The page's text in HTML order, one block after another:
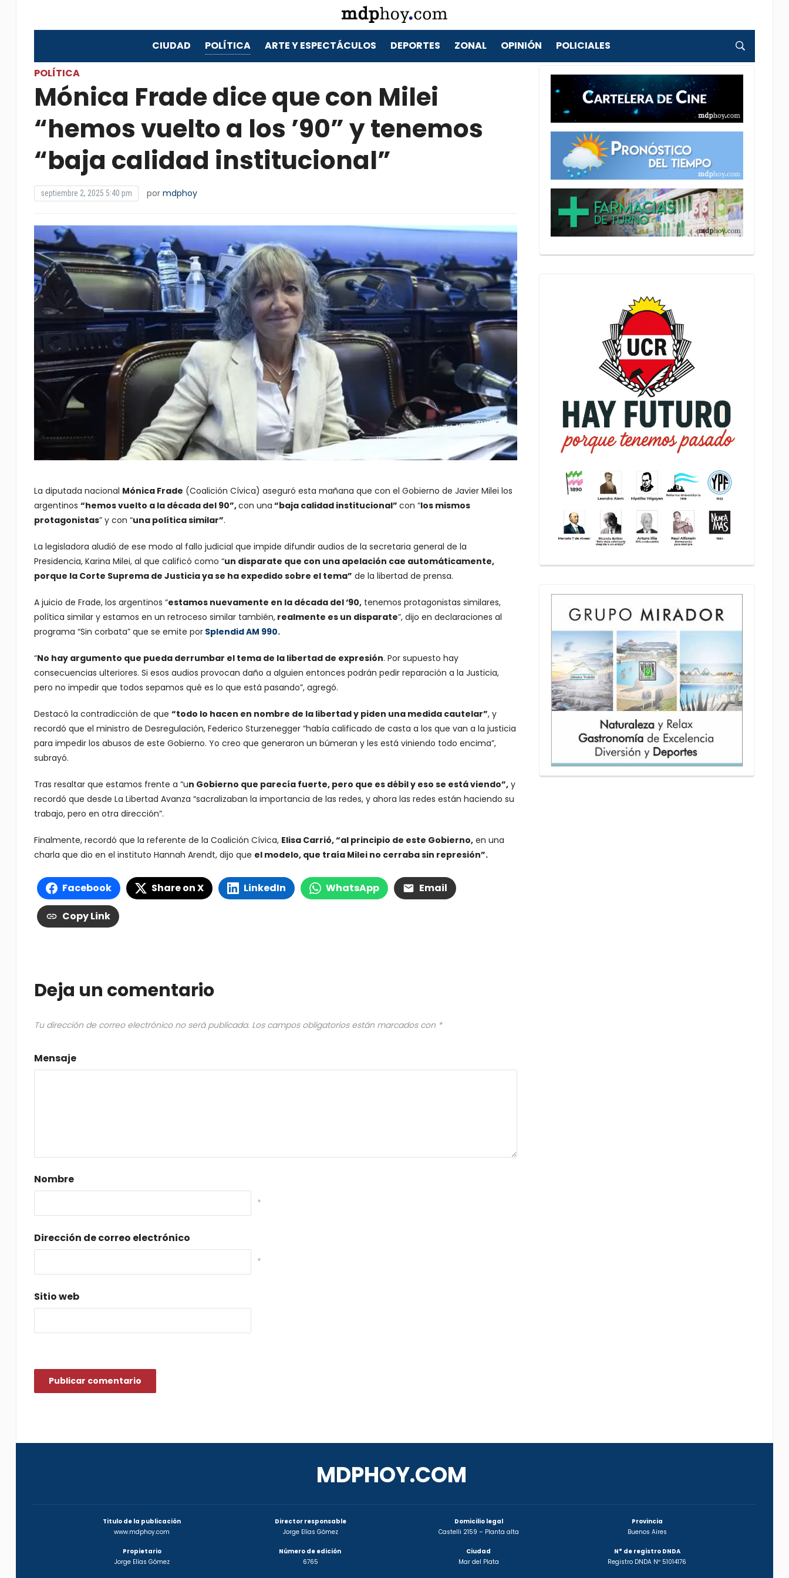
CIUDAD POLÍTICA ARTE Y ESPECTÁCULOS DEPORTES ZONAL OPINIÓN POLICIALES
POLÍTICA
Mónica Frade dice que con Milei
“hemos vuelto a los ’90” y tenemos
“baja calidad institucional”
septiembre 2, 2025 5:40 pm por mdphoy
La diputada nacional Mónica Frade (Coalición Cívica) aseguró esta mañana que con el Gobierno de Javier Milei los
argentinos “hemos vuelto a la década del 90”,con una “baja calidad institucional” con “los mismos
protagonistas” y con “una política similar”.
La legisladora aludió de ese modo al fallo judicial que impide difundir audios de la secretaria general de la
Presidencia, Karina Milei, al que calificó como “un disparate que con una apelación cae automáticamente,
porque la Corte Suprema de Justicia ya se ha expedido sobre el tema” de la libertad de prensa.
A juicio de Frade, los argentinos “estamos nuevamente en la década del ‘90,tenemos protagonistas similares,
política similar y estamos en un retroceso similar también,realmente es un disparate”, dijo en declaraciones al
programa “Sin corbata” que se emite por Splendid AM 990.
“No hay argumento que pueda derrumbar el tema de la libertad de expresión. Por supuesto hay
consecuencias ulteriores. Si esos audios provocan daño a alguien entonces podrán pedir reparación a la Justicia,
pero no impedir que todos sepamos qué es lo que está pasando”, agregó.
Destacó la contradicción de que “todo lo hacen en nombre de la libertad y piden una medida cautelar”, y
recordó que el ministro de Desregulación, Federico Sturzenegger “había calificado de casta a los que van a la justicia
para impedir los abusos de este Gobierno. Yo creo que generaron un búmeran y les está viniendo todo encima”,
subrayó.
Tras resaltar que estamos frente a “un Gobierno que parecía fuerte, pero que es débil y eso se está viendo”,y
recordó que desde La Libertad Avanza “sacralizaban la importancia de las redes, y ahora las redes están haciendo su
trabajo, pero en otra dirección”.
Finalmente, recordó que la referente de la Coalición Cívica, Elisa Carrió, “al principio de este Gobierno,en una
charla que dio en el instituto Hannah Arendt, dijo que el modelo, que traía Milei no cerraba sin represión”.
Facebook Share on X LinkedIn WhatsApp Email
Copy Link
Deja un comentario
Tu dirección de correo electrónico no será publicada. Los campos obligatorios están marcados con *
Mensaje
Nombre
*
Dirección de correo electrónico
*
Sitio web
MDPHOY.COM
Titulo de la publicación
www.mdphoy.com
Propietario
Jorge Elías Gómez
Director responsable
Jorge Elías Gómez
Número de edición
6765
Domicilio legal
Castelli 2159 – Planta alta
Ciudad
Mar del Plata
Provincia
Buenos Aires
N° de registro DNDA
Registro DNDA Nº 51014176